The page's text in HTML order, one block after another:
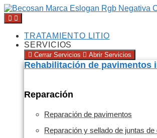
TRATAMIENTO LITIO
SERVICIOS
Cerrar Servicios Abrir Servicios
Rehabilitación de pavimentos
Reparación
Reparación de pavimentos
Reparación y sellado de juntas de